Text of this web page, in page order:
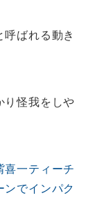
ばれる動き
り怪我をしや
喜一ティーチ
ンでインパク